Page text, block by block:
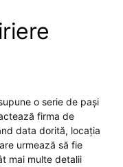
o serie de pași
firma de
data dorită, locația
urmează să fie
mai multe detalii